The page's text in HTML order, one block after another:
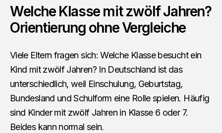
Welche Klasse mit zwölf Jahren?
Orientierung ohne Vergleiche
Viele Eltern fragen sich: Welche Klasse besucht ein
Kind mit zwölf Jahren? In Deutschland ist das
unterschiedlich, weil Einschulung, Geburtstag,
Bundesland und Schulform eine Rolle spielen. Häufig
sind Kinder mit zwölf Jahren in Klasse 6 oder 7.
Beides kann normal sein.